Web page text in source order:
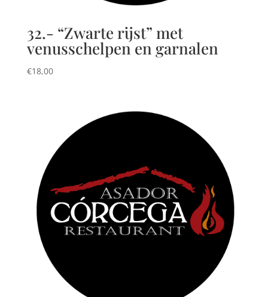
32.- “Zwarte rijst” met
venusschelpen en garnalen
€18,00